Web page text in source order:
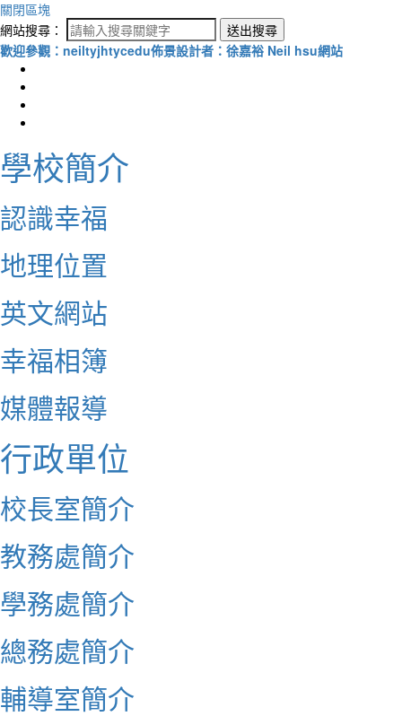
關閉區塊
網站搜尋：
送出搜尋
歡迎參觀：neiltyjhtycedu佈景設計者：徐嘉裕 Neil hsu網站
學校簡介
認識幸福
地理位置
英文網站
幸福相簿
媒體報導
行政單位
校長室簡介
教務處簡介
學務處簡介
總務處簡介
輔導室簡介